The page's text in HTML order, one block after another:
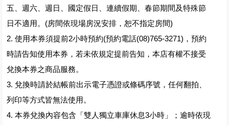
五、週六、週日、國定假日、連續假期、春節期間及特殊節
日不適用。(房間依現場房況安排，恕不指定房間)
2. 使用本券須提前2小時預約(預約電話(08)765-3271)，預約
時請告知使用本券，若未依規定提前告知，本店有權不接受
兌換本券之商品服務。
3. 兌換時請於結帳前出示電子憑證或條碼序號，任何翻拍、
列印等方式皆無法使用。
4. 本券兌換內容包含「雙人獨立車庫休息3小時」；逾時依現